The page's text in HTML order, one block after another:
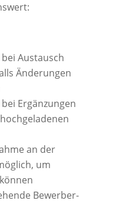
Austausch
Änderungen
Ergänzungen
an der
um
Bewerber-